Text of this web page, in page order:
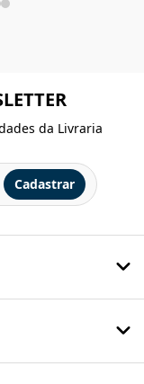
da Livraria
Cadastrar